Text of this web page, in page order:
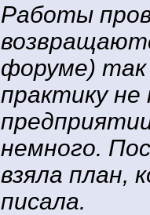
Работы
форуме)
практику
немного.
взяла план,
писала.